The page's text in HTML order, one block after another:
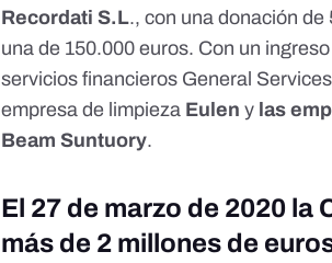
Recordati S.L.,con una donación de
una de 150.000 euros. Con un
servicios financieros General
empresa de limpieza Eulen y las
Beam Suntuory.
El 27 de marzo de 2020
más de 2 millones de